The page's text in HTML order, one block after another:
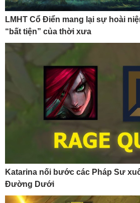
LMHT Cổ Điển mang lại sự hoài
“bất tiện” của thời xưa
Katarina nối bước các Pháp Sư
Đường Dưới